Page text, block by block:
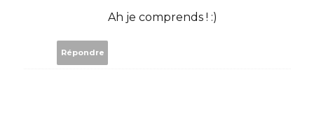
Ah je comprends ! :)
Répondre